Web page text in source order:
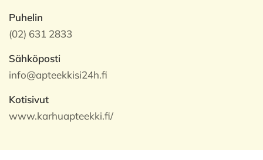
Puhelin
(02) 631 2833
Sähköposti
info@apteekkisi24h.fi
Kotisivut
www.karhuapteekki.fi/